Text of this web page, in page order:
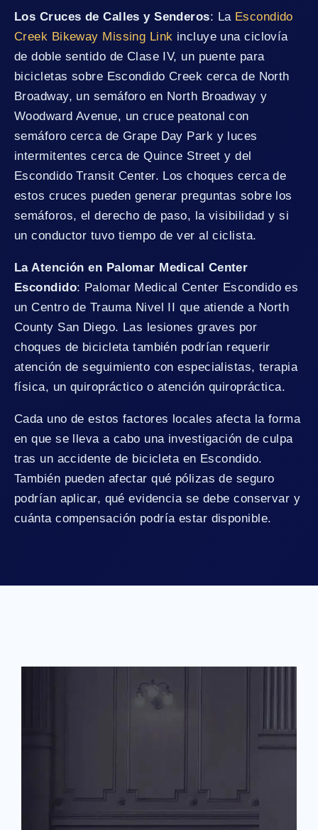
Los Cruces de Calles y Senderos: La Escondido
Creek Bikeway Missing Link incluye una ciclovía
de doble sentido de Clase IV, un puente para
bicicletas sobre Escondido Creek cerca de North
Broadway, un semáforo en North Broadway y
Woodward Avenue, un cruce peatonal con
semáforo cerca de Grape Day Park y luces
intermitentes cerca de Quince Street y del
Escondido Transit Center. Los choques cerca de
estos cruces pueden generar preguntas sobre los
semáforos, el derecho de paso, la visibilidad y si
un conductor tuvo tiempo de ver al ciclista.
La Atención en Palomar Medical Center
Escondido: Palomar Medical Center Escondido es
un Centro de Trauma Nivel II que atiende a North
County San Diego. Las lesiones graves por
choques de bicicleta también podrían requerir
atención de seguimiento con especialistas, terapia
física, un quiropráctico o atención quiropráctica.
Cada uno de estos factores locales afecta la forma
en que se lleva a cabo una investigación de culpa
tras un accidente de bicicleta en Escondido.
También pueden afectar qué pólizas de seguro
podrían aplicar, qué evidencia se debe conservar y
cuánta compensación podría estar disponible.